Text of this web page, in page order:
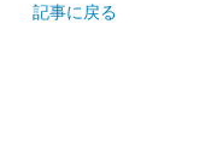
記事に戻る